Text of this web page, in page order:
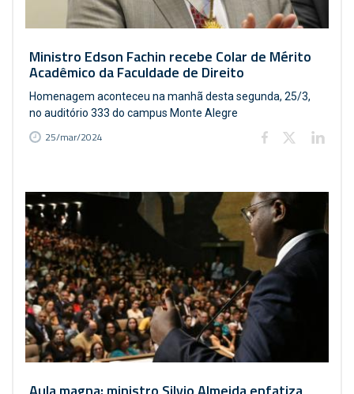
Ministro Edson Fachin recebe Colar de Mérito
Acadêmico da Faculdade de Direito
Homenagem aconteceu na manhã desta segunda, 25/3,
no auditório 333 do campus Monte Alegre
25/mar/2024